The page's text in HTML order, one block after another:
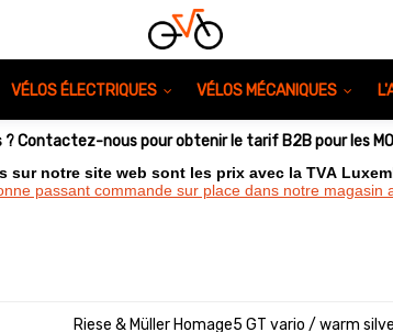
VÉLOS ÉLECTRIQUES VÉLOS MÉCANIQUES
Contactez-nous pour obtenir le tarif B2B pour les
sur notre site web sont les prix avec la TVA
passant commande sur place dans notre magasin
Riese & Müller Homage5 GT vario / warm